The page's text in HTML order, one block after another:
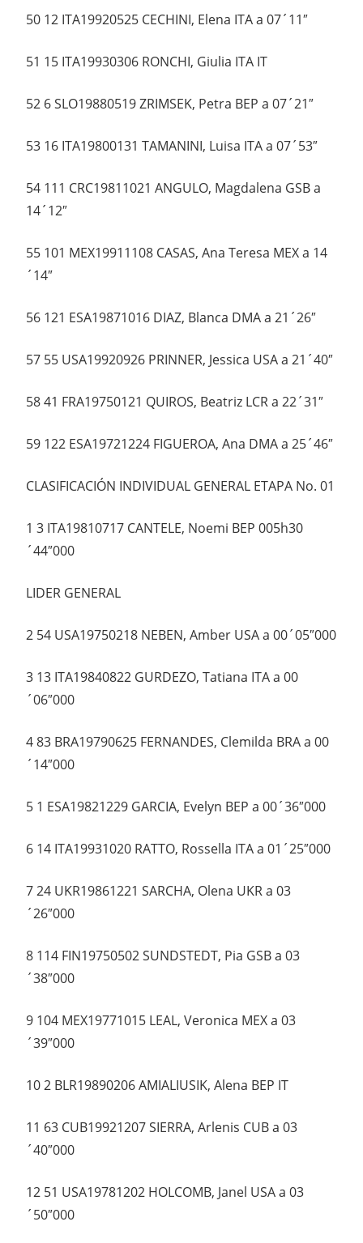
50 12 ITA19920525 CECHINI, Elena ITA a 07´11″
51 15 ITA19930306 RONCHI, Giulia ITA IT
52 6 SLO19880519 ZRIMSEK, Petra BEP a 07´21″
53 16 ITA19800131 TAMANINI, Luisa ITA a 07´53″
54 111 CRC19811021 ANGULO, Magdalena GSB a
14´12″
55 101 MEX19911108 CASAS, Ana Teresa MEX a 14
´14″
56 121 ESA19871016 DIAZ, Blanca DMA a 21´26″
57 55 USA19920926 PRINNER, Jessica USA a 21´40″
58 41 FRA19750121 QUIROS, Beatriz LCR a 22´31″
59 122 ESA19721224 FIGUEROA, Ana DMA a 25´46″
CLASIFICACIÓN INDIVIDUAL GENERAL ETAPA No. 01
1 3 ITA19810717 CANTELE, Noemi BEP 005h30
´44″000
LIDER GENERAL
2 54 USA19750218 NEBEN, Amber USA a 00´05″000
3 13 ITA19840822 GURDEZO, Tatiana ITA a 00
´06″000
4 83 BRA19790625 FERNANDES, Clemilda BRA a 00
´14″000
5 1 ESA19821229 GARCIA, Evelyn BEP a 00´36″000
6 14 ITA19931020 RATTO, Rossella ITA a 01´25″000
7 24 UKR19861221 SARCHA, Olena UKR a 03
´26″000
8 114 FIN19750502 SUNDSTEDT, Pia GSB a 03
´38″000
9 104 MEX19771015 LEAL, Veronica MEX a 03
´39″000
10 2 BLR19890206 AMIALIUSIK, Alena BEP IT
11 63 CUB19921207 SIERRA, Arlenis CUB a 03
´40″000
12 51 USA19781202 HOLCOMB, Janel USA a 03
´50″000